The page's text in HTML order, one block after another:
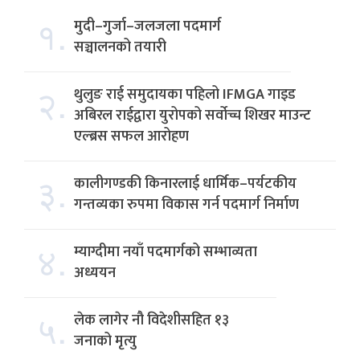
१. मुदी–गुर्जा–जलजला पदमार्ग
सञ्चालनको तयारी
२. थुलुङ राई समुदायका पहिलो IFMGA गाइड
अबिरल राईद्वारा युरोपको सर्वोच्च शिखर माउन्ट
एल्ब्रस सफल आरोहण
३. कालीगण्डकी किनारलाई धार्मिक–पर्यटकीय
गन्तव्यका रुपमा विकास गर्न पदमार्ग निर्माण
४. म्याग्दीमा नयाँ पदमार्गको सम्भाव्यता
अध्ययन
५. लेक लागेर नौ विदेशीसहित १३
जनाको मृत्यु